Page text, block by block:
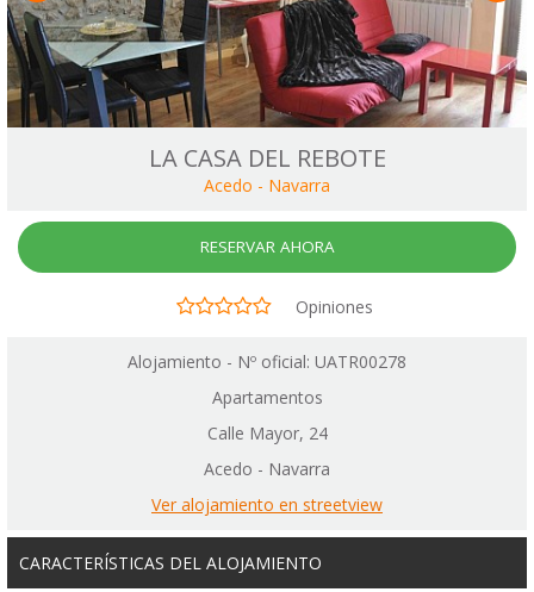
LA CASA DEL REBOTE
Acedo - Navarra
RESERVAR AHORA
Opiniones
Alojamiento - Nº oficial: UATR00278
Apartamentos
Calle Mayor, 24
Acedo - Navarra
Ver alojamiento en streetview
CARACTERÍSTICAS DEL ALOJAMIENTO